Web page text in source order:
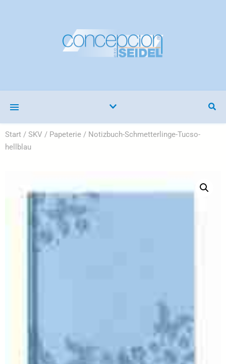
Start / SKV / Papeterie / Notizbuch-Schmetterlinge-Tucso-
hellblau